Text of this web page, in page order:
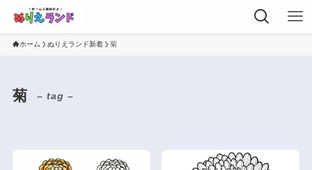
ホーム ぬりえランド新着 菊
菊 – tag –